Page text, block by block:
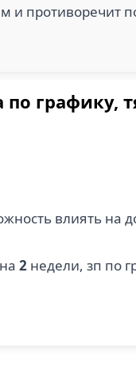
и противоречит
графику,
влиять на
2 недели, зп по